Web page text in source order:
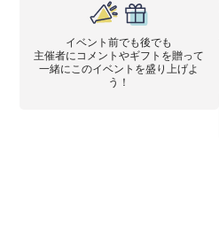
イベント前でも後でも
主催者にコメントやギフトを贈って
一緒にこのイベントを盛り上げよ
う！